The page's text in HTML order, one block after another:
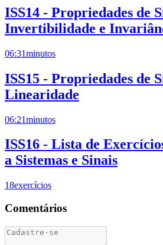
ISS14 - Propriedades de
Invertibilidade e
06:31minutos
ISS15 - Propriedades de
Linearidade
06:21minutos
ISS16 - Lista de
a Sistemas e Sinais
18exercícios
Comentários